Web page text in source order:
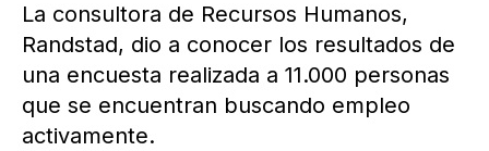
La consultora de Recursos Humanos,
Randstad, dio a conocer los resultados de
una encuesta realizada a 11.000 personas
que se encuentran buscando empleo
activamente.